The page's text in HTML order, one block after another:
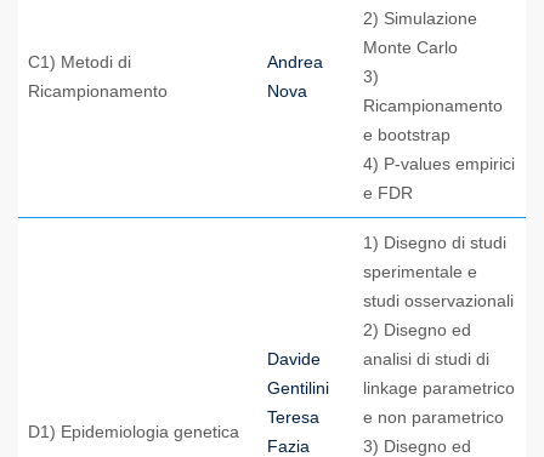
C1) Metodi di
Ricampionamento
Andrea
Nova
2) Simulazione
Monte Carlo
3)
Ricampionamento
e bootstrap
4) P-values empirici
e FDR
D1) Epidemiologia genetica
Davide
Gentilini
Teresa
Fazia
1) Disegno di studi
sperimentale e
studi osservazionali
2) Disegno ed
analisi di studi di
linkage parametrico
e non parametrico
3) Disegno ed